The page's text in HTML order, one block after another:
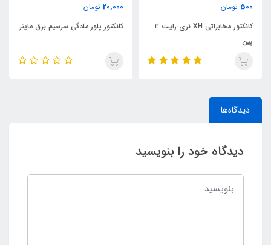
500 تومان
کانکتور مخابراتی XH نری رایت 3
پین
20,000 تومان
کانکتور پاور مادگی سرسیم برق ماینر
دیدگاه‌ها
دیدگاه خود را بنویسید